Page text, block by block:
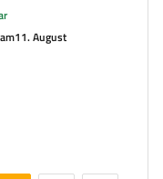
11. August